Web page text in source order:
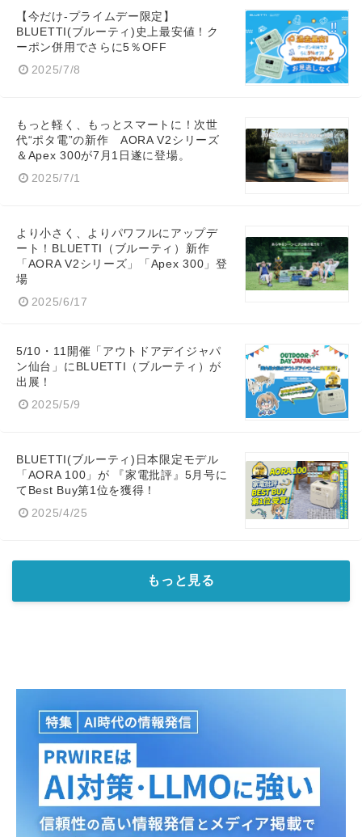
【今だけ-プライムデー限定】
BLUETTI(ブルーティ)史上最安値！ク
ーポン併用でさらに5％OFF
2025/7/8
もっと軽く、もっとスマートに！次世
代“ポタ電”の新作 AORA V2シリーズ
＆Apex 300が7月1日遂に登場。
2025/7/1
より小さく、よりパワフルにアップデ
ート！BLUETTI（ブルーティ）新作
「AORA V2シリーズ」「Apex 300」登
場
2025/6/17
5/10・11開催「アウトドアデイジャパ
ン仙台」にBLUETTI（ブルーティ）が
出展！
2025/5/9
BLUETTI(ブルーティ)日本限定モデル
「AORA 100」が 『家電批評』5月号に
てBest Buy第1位を獲得！
2025/4/25
もっと見る